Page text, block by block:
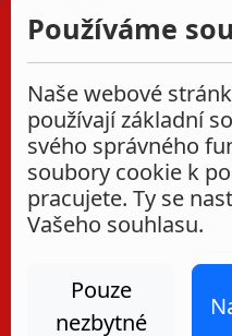
Používáme
Naše webové
používají základní
svého správného
soubory cookie k
pracujete. Ty se
Vašeho souhlasu.
Pouze
nezbytné